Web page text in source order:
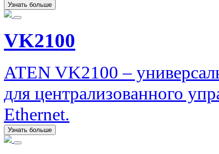
Узнать больше
VK2100
ATEN VK2100 –
для централизованного
Ethernet.
Узнать больше